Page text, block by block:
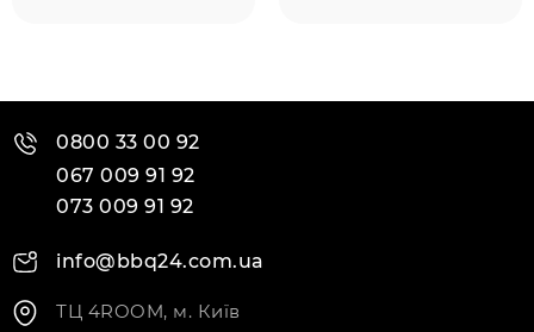
0800 33 00 92
067 009 91 92
073 009 91 92
info@bbq24.com.ua
ТЦ 4ROOM, м. Київ